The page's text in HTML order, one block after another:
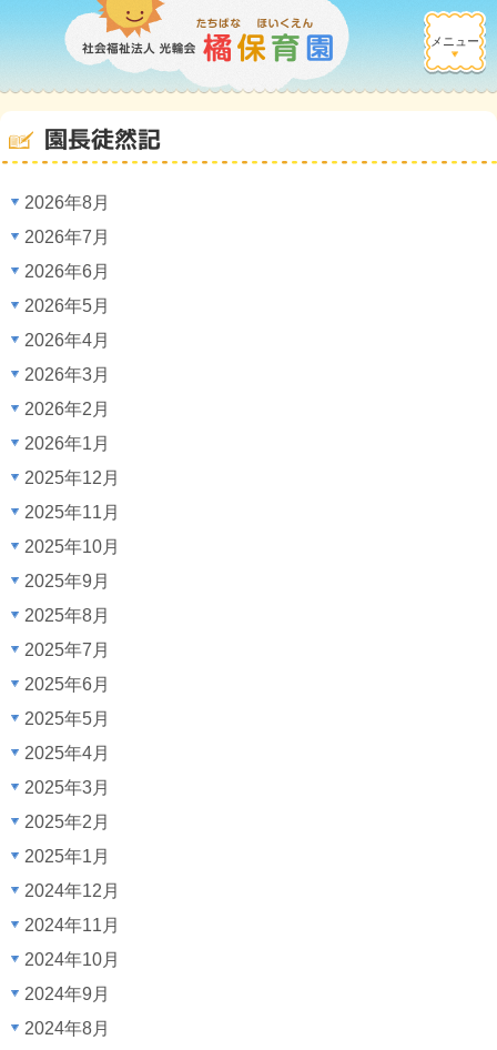
メニュー
園長徒然記
2026年8月
2026年7月
2026年6月
2026年5月
2026年4月
2026年3月
2026年2月
2026年1月
2025年12月
2025年11月
2025年10月
2025年9月
2025年8月
2025年7月
2025年6月
2025年5月
2025年4月
2025年3月
2025年2月
2025年1月
2024年12月
2024年11月
2024年10月
2024年9月
2024年8月